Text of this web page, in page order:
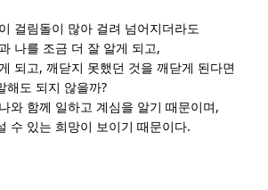
걸림돌이 많아 걸려 넘어지더라도
나를 조금 더 잘 알게 되고 ,
되고 ,깨닫지 못했던 것을 깨닫게 된다면
해도 되지 않을까?
와 함께 일하고 계심을 알기 때문이며 ,
수 있는 희망이 보이기 때문이다.